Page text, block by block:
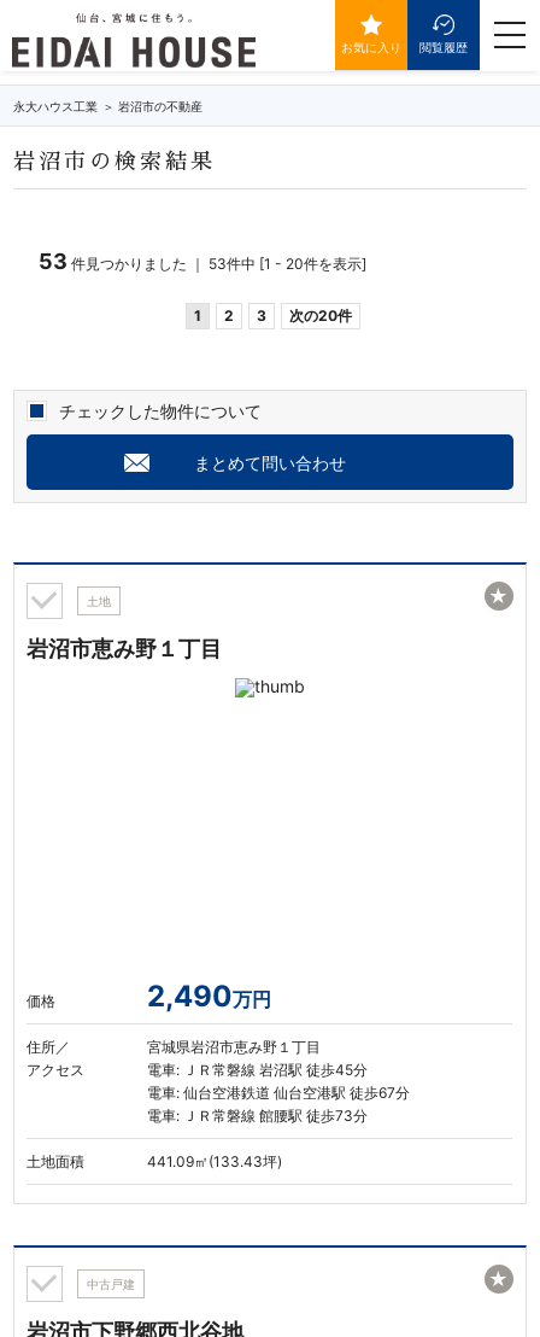
お気に入り 閲覧履歴
永大ハウス工業 岩沼市の不動産
岩沼市の検索結果
53 件見つかりました ｜ 53件中 [1 - 20件を表示]
1 2 3 次の20件
チェックした物件について
まとめて問い合わせ
土地
岩沼市恵み野１丁目
価格 2,490万円
住所／
アクセス
宮城県岩沼市恵み野１丁目
電車: ＪＲ常磐線 岩沼駅 徒歩45分
電車: 仙台空港鉄道 仙台空港駅 徒歩67分
電車: ＪＲ常磐線 館腰駅 徒歩73分
土地面積 441.09㎡(133.43坪)
★
中古戸建 ★